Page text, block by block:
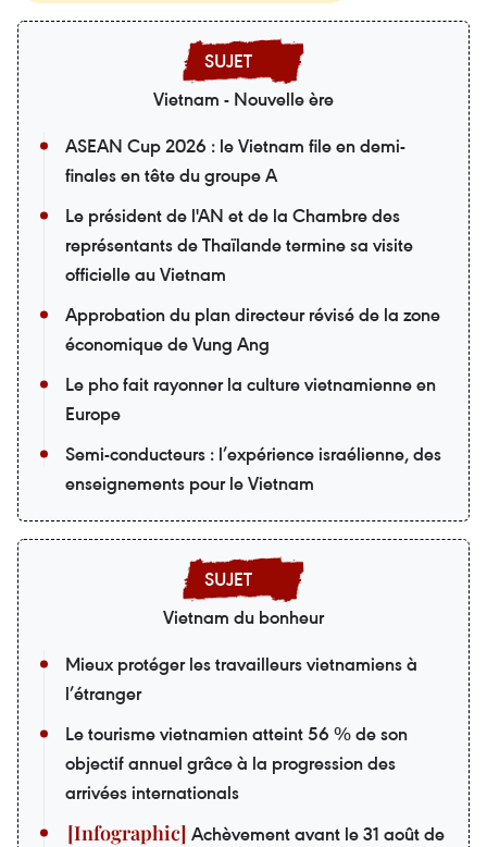
Vietnam - Nouvelle ère
ASEAN Cup 2026 : le Vietnam file en demi-
finales en tête du groupe A
Le président de l'AN et de la Chambre des
représentants de Thaïlande termine sa visite
officielle au Vietnam
Approbation du plan directeur révisé de la zone
économique de Vung Ang
Le pho fait rayonner la culture vietnamienne en
Europe
Semi-conducteurs : l’expérience israélienne, des
enseignements pour le Vietnam
Vietnam du bonheur
Mieux protéger les travailleurs vietnamiens à
l’étranger
Le tourisme vietnamien atteint 56 % de son
objectif annuel grâce à la progression des
arrivées internationals
Achèvement avant le 31 août de